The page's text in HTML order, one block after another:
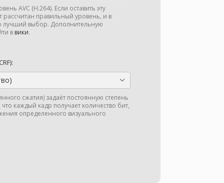
AVC (H.264). Если оставить эту
рассчитан правильный уровень, и в
лучший выбор. Дополнительную
в вики.
сжатия) задаёт постоянную степень
каждый кадр получает количество бит,
определенного визуального